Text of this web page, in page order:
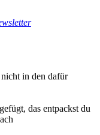
in den dafür
das entpackst du